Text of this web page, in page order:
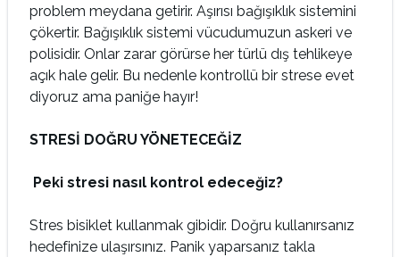
problem meydana getirir. Aşırısı bağışıklık sistemini
çökertir. Bağışıklık sistemi vücudumuzun askeri ve
polisidir. Onlar zarar görürse her türlü dış tehlikeye
açık hale gelir. Bu nedenle kontrollü bir strese evet
diyoruz ama paniğe hayır!
STRESİ DOĞRU YÖNETECEĞİZ
Peki stresi nasıl kontrol edeceğiz?
Stres bisiklet kullanmak gibidir. Doğru kullanırsanız
hedefinize ulaşırsınız. Panik yaparsanız takla